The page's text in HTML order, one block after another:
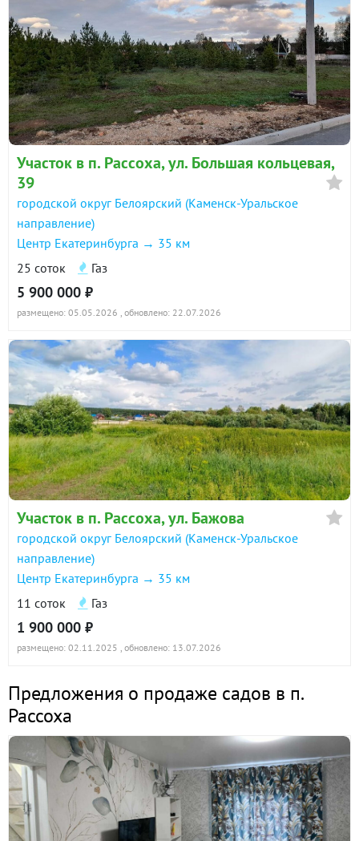
Участок в п. Рассоха, ул. Большая кольцевая,
39
городской округ Белоярский (Каменск-Уральское
направление)
Центр Екатеринбурга → 35 км
25 соток
Газ
5 900 000 ₽
размещено: 05.05.2026 , обновлено: 22.07.2026
Участок в п. Рассоха, ул. Бажова
городской округ Белоярский (Каменск-Уральское
направление)
Центр Екатеринбурга → 35 км
11 соток
Газ
1 900 000 ₽
размещено: 02.11.2025 , обновлено: 13.07.2026
Предложения о продаже садов в п.
Рассоха